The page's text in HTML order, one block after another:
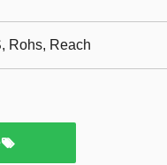
Rohs, Reach